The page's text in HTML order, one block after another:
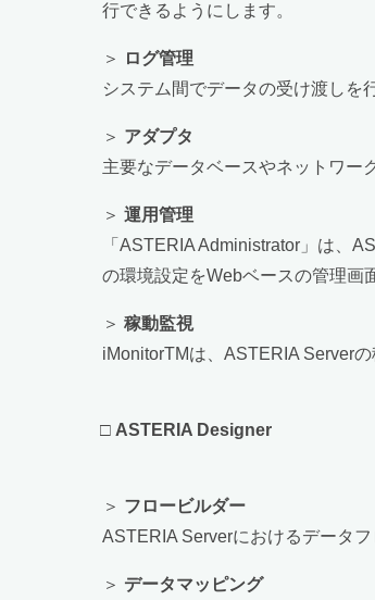
行できるようにします。
＞
ログ管理
システム間でデータの受け渡しを
＞ アダプタ
主要なデータベースやネットワー
＞ 運用管理
「ASTERIA Administrator」は、
の環境設定をWebベースの管理画
＞ 稼動監視
iMonitorTMは、ASTERIA Server
□ ASTERIA Designer
＞ フロービルダー
ASTERIA Serverにおけるデータ
＞ データマッピング